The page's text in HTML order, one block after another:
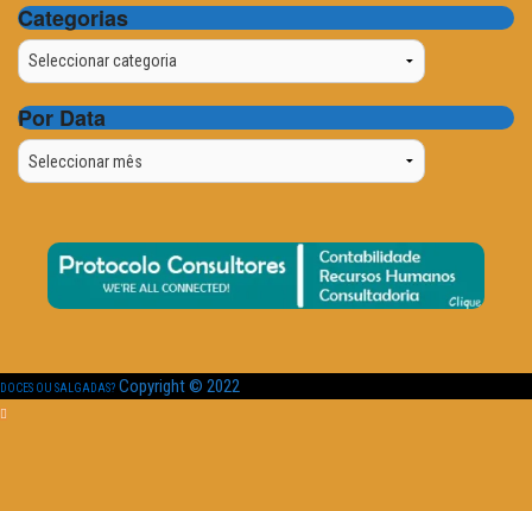
Categorias
Categorias
Por Data
Por
Data
DOCES OU SALGADAS? Copyright © 2022